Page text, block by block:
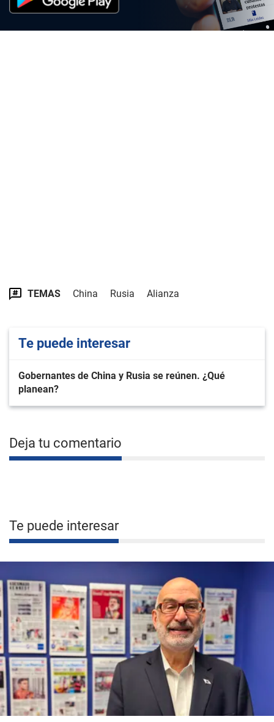
TEMAS China Rusia Alianza
Te puede interesar
Gobernantes de China y Rusia se reúnen. ¿Qué
planean?
Deja tu comentario
Te puede interesar